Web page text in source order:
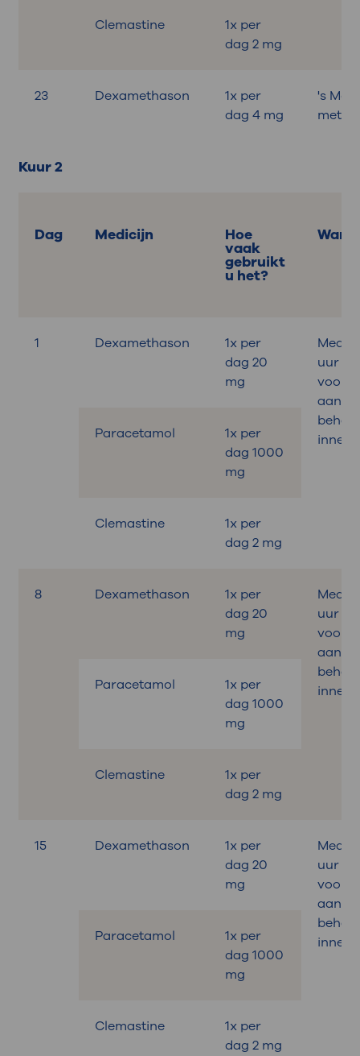
Clemastine
1x per
dag 2 mg
23 Dexamethason
1x per
dag 4 mg
's
met
Kuur 2
Dag Medicijn Hoe
vaak
gebruikt
u het?
1 Dexamethason
1x per
dag 20
mg
uur
aan de
Paracetamol
1x per
dag 1000
mg
Clemastine
1x per
dag 2 mg
8 Dexamethason
1x per
dag 20
mg
uur
aan de
Paracetamol
1x per
dag 1000
mg
Clemastine
1x per
dag 2 mg
15 Dexamethason
1x per
dag 20
mg
uur
aan de
Paracetamol
1x per
dag 1000
mg
Clemastine
1x per
dag 2 mg